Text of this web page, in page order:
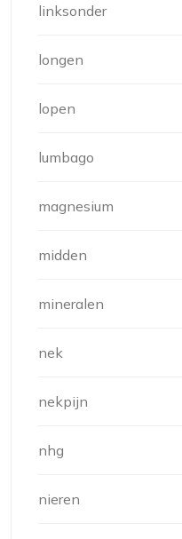
linksonder
longen
lopen
lumbago
magnesium
midden
mineralen
nek
nekpijn
nhg
nieren